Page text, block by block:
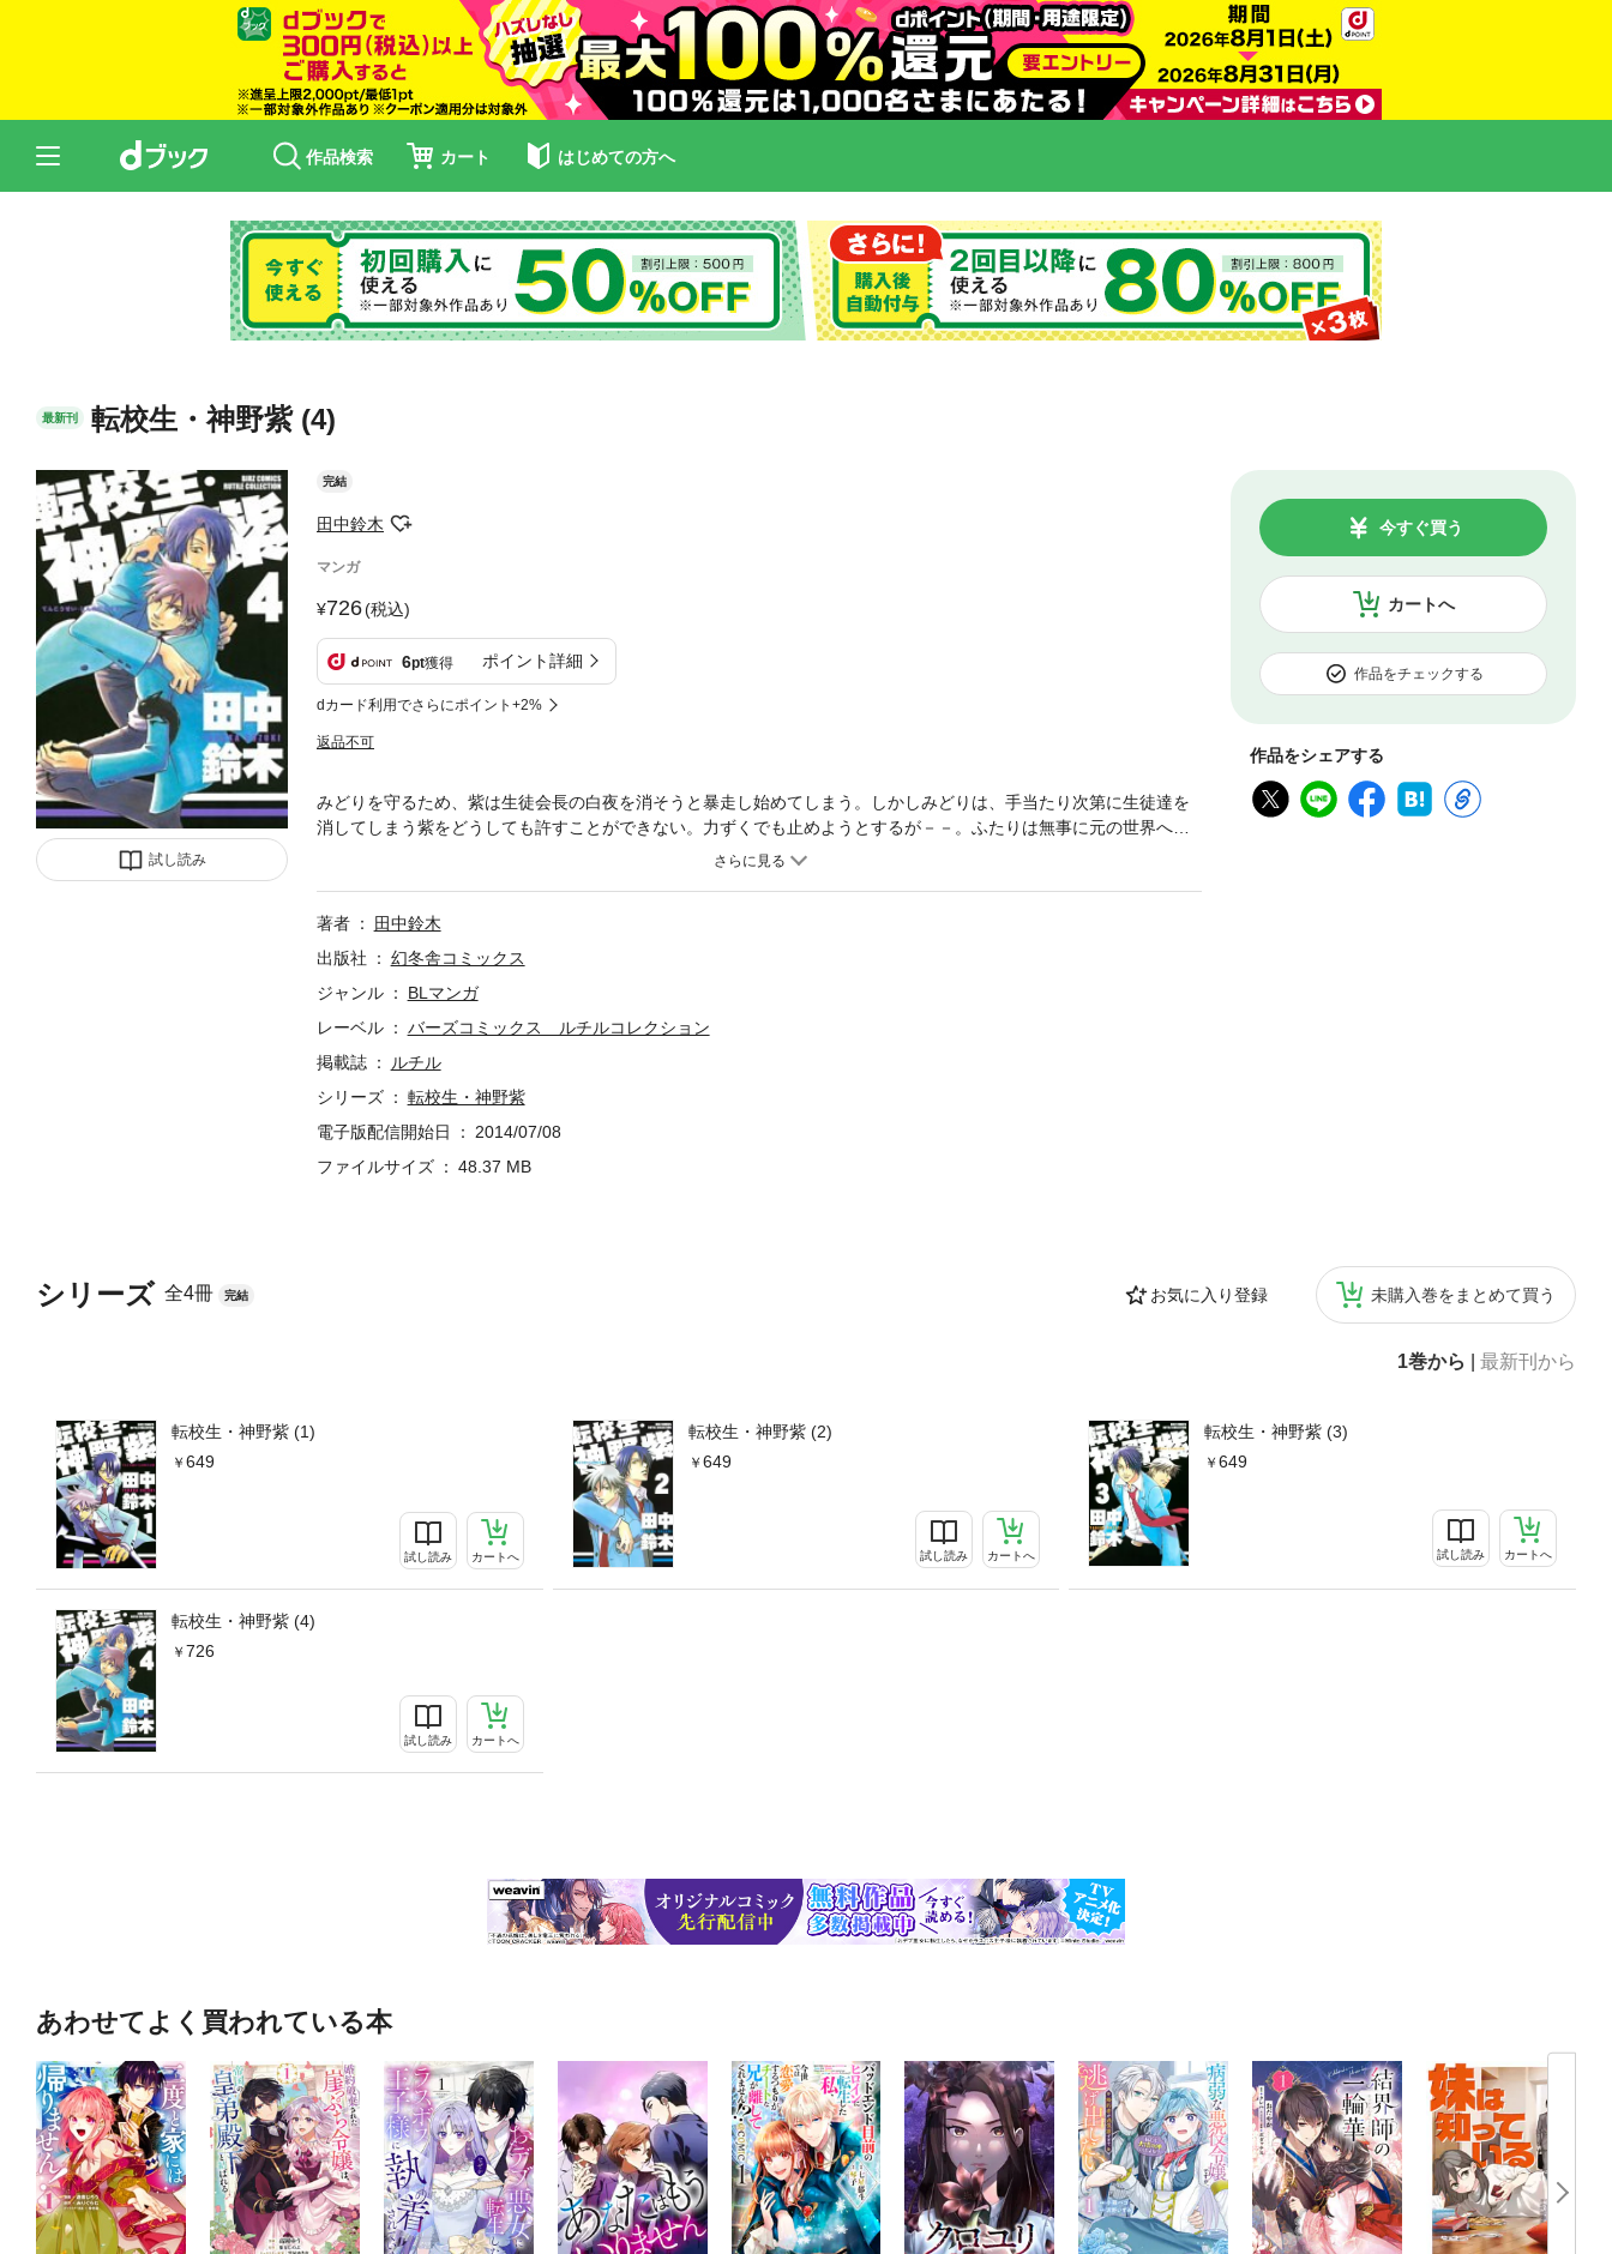
作品検索 カート はじめての方へ
最新刊 転校生・神野紫 (4)
試し読み
完結
田中鈴木
マンガ
726(税込)
6pt獲得 ポイント詳細
dカード利用でさらにポイント+2%
返品不可
カートへ
今すぐ買う
作品をチェックする
作品をシェアする
シリーズ 全4冊 完結 お気に入り登録 未購入巻をまとめて買う
1巻から 最新刊から
転校生・神野紫 (1)
649
試し読み カートへ
転校生・神野紫 (2)
649
試し読み カートへ
転校生・神野紫 (3)
649
試し読み カートへ
転校生・神野紫 (4)
726
試し読み カートへ
みどりを守るため、紫は生徒会長の白夜を消そうと暴走し始めてしまう。しかしみどりは、手当たり次第に生徒達を
消してしまう紫をどうしても許すことができない。力ずくでも止めようとするが－－。ふたりは無事に元の世界へ戻
れるのか！？全てが明らかになる衝撃の最終巻！！描き下ろし２０ページ収録！！
著者
田中鈴木
出版社
幻冬舎コミックス
ジャンル
BLマンガ
レーベル
バーズコミックス ルチルコレクション
掲載誌
ルチル
シリーズ
転校生・神野紫
電子版配信開始日
2014/07/08
ファイルサイズ
48.37 MB
あわせてよく買われている本